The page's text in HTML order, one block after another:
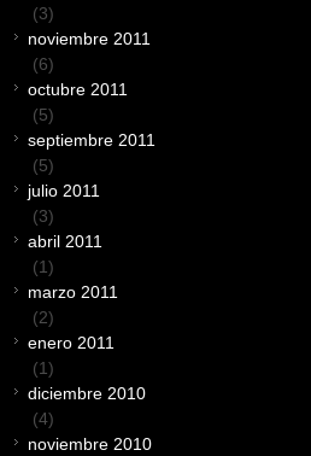
(3)
noviembre 2011
(6)
octubre 2011
(5)
septiembre 2011
(5)
julio 2011
(3)
abril 2011
(1)
marzo 2011
(2)
enero 2011
(1)
diciembre 2010
(4)
noviembre 2010